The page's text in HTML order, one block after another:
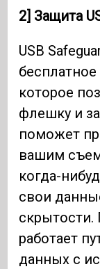
2] Защита
USB
которое
флешку и
поможет
вашим
когда-
свои
скрытости.
работает
данных с